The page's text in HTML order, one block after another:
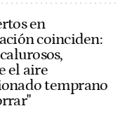
en
coinciden:
el aire
temprano